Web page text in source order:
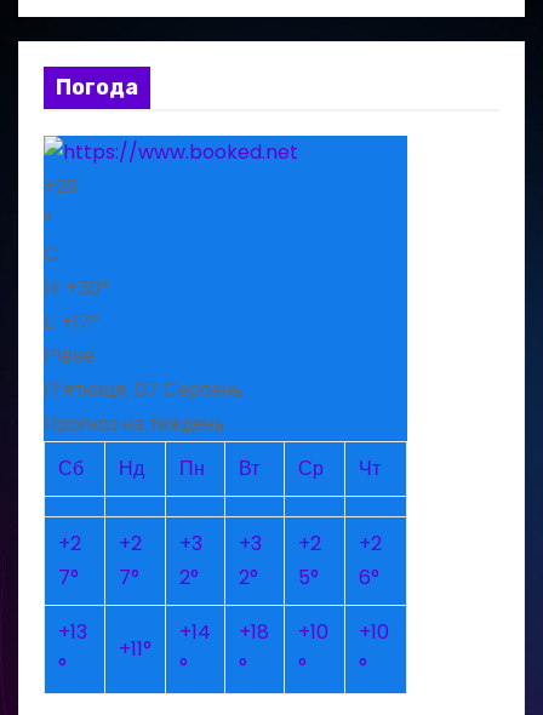
Погода
+29
°
C
H: +30°
L: +17°
Рівне
П’ятниця, 07 Серпень
Прогноз на тиждень
Сб
Нд Пн Вт Ср Чт
+2
7°
+2
7°
+3
2°
+3
2°
+2
5°
+2
6°
+13
°
+11°
+14
°
+18
°
+10
°
+10
°